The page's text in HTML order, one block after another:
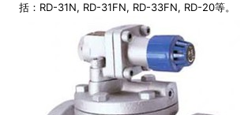
括：RD-31N, RD-31FN, RD-33FN, RD-20等。